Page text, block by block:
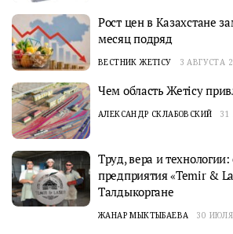
Рост цен в Казахстане
месяц подряд
ВЕСТНИК ЖЕТІСУ 3 АВГУСТА
Чем область Жетісу
АЛЕКСАНДР СКЛАБОВСКИЙ 31
Труд, вера и
предприятия «Temir &
Талдыкоргане
ЖАНАР МЫКТЫБАЕВА 30